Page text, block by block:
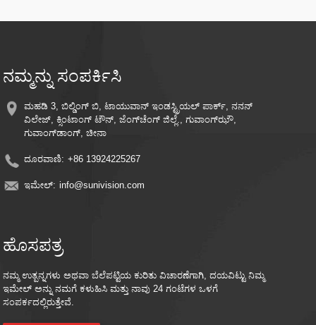
ಎಲ್ಲಿಂದಲಾದರೂ ಲೈವ್ ಫೀಡ್ ಮತ್ತು ರೆಕಾರ್ಡ್ ಮಾಡಿದ ವೀಡಿಯೊಗಳನ್ನು ಪ್ರವೇಶಿಸಿ.
ಮೇಘ ಸಂಗ್ರಹಣೆ ಹೊಂದಾಣಿಕೆ - ಐಚ್ಛಿಕ ಮೇಘ ಸಂಗ್ರಹಣೆ ಏಕೀಕರಣದೊಂದಿಗೆ ನೆನಪುಗಳನ್ನು
ಸುರಕ್ಷಿತವಾಗಿರಿಸಿ
ಇಂಧನ ದಕ್ಷತೆ - ನಿರಂತರ ರಕ್ಷಣೆಯನ್ನು ಕಾಯ್ದುಕೊಳ್ಳುವಾಗ ವಿದ್ಯುತ್ ವೆಚ್ಚವನ್ನು ಕಡಿಮೆ ಮಾಡಲು
ಸೂರ್ಯನ ಶಕ್ತಿಯನ್ನು ಬಳಸಿಕೊಳ್ಳಿ.
ನಮ್ಮನ್ನು ಸಂಪರ್ಕಿಸಿ
ಮಹಡಿ 3, ಬಿಲ್ಡಿಂಗ್ ಬಿ, ಟಾಯುವಾನ್ ಇಂಡಸ್ಟ್ರಿಯಲ್ ಪಾರ್ಕ್, ನನನ್
ವಿಲೇಜ್, ಕ್ಸಿಂಟಾಂಗ್ ಟೌನ್, ಜೆಂಗ್‌ಚೆಂಗ್ ಜಿಲ್ಲೆ., ಗುವಾಂಗ್‌ಝೌ,
ಗುವಾಂಗ್‌ಡಾಂಗ್, ಚೀನಾ
ದೂರವಾಣಿ: +86 13924225267
ಇಮೇಲ್: info@sunivision.com
ಹೊಸಪತ್ರ
ನಮ್ಮ ಉತ್ಪನ್ನಗಳು ಅಥವಾ ಬೆಲೆಪಟ್ಟಿಯ ಕುರಿತು ವಿಚಾರಣೆಗಾಗಿ, ದಯವಿಟ್ಟು ನಿಮ್ಮ
ಇಮೇಲ್ ಅನ್ನು ನಮಗೆ ಕಳುಹಿಸಿ ಮತ್ತು ನಾವು 24 ಗಂಟೆಗಳ ಒಳಗೆ
ಸಂಪರ್ಕದಲ್ಲಿರುತ್ತೇವೆ.